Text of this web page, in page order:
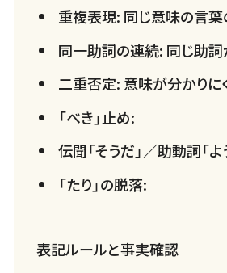
重複表現: 同じ意味の言葉
同一助詞の連続: 同じ助詞
二重否定: 意味が分かりに
「べき」止め:
伝聞「そうだ」／助動詞「
「たり」の脱落:
表記ルールと事実確認